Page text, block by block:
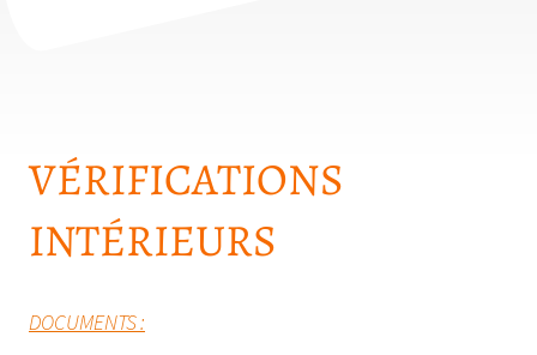
VÉRIFICATIONS
INTÉRIEURS
DOCUMENTS :